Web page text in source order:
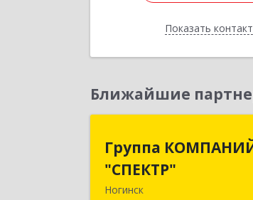
ПоказатьНазад
Ближайшие
Группа
"СПЕКТР"
Ногинск
Группа